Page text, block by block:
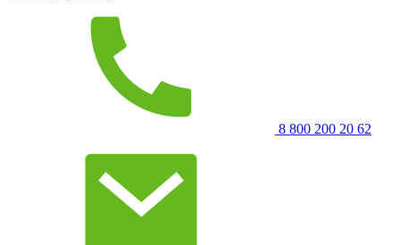
8 800 200 20 62